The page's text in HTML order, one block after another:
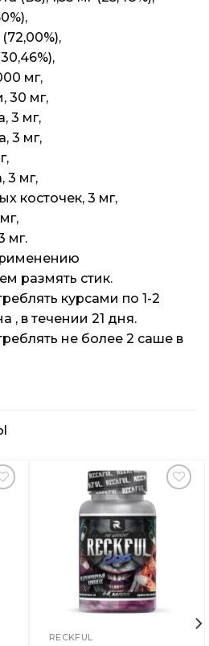
мг,
30 мг,
3 мг,
3 мг,
3 мг,
косточек, 3 мг,
мг.
размять стик.
курсами по 1-2
, в течении 21 дня.
не более 2 саше в
Добавить
Вишлист
RECKFUL